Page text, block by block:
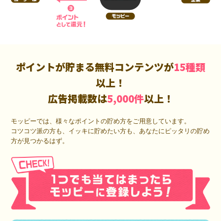
ポイントが貯まる無料コンテンツが15種類
以上！
広告掲載数は5,000件以上！
モッピーでは、様々なポイントの貯め方をご用意しています。
コツコツ派の方も、イッキに貯めたい方も、あなたにピッタリの貯め
方が見つかるはず。